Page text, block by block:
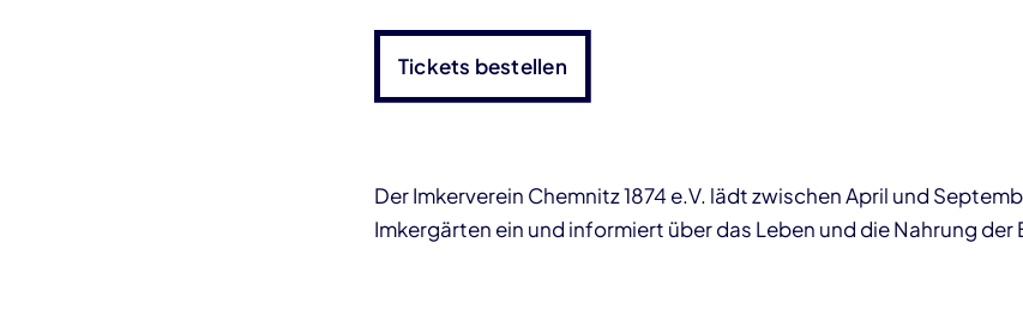
Tickets bestellen
Der Imkerverein Chemnitz 1874 e.V. lädt zwischen April und
Imkergärten ein und informiert über das Leben und die Nahrung der